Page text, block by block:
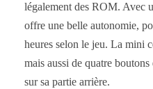
légalement des ROM. Avec
offre une belle autonomie,
heures selon le jeu. La mini
mais aussi de quatre
sur sa partie arrière.